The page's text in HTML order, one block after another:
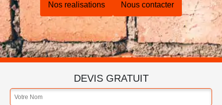
Nos realisations Nous contacter
DEVIS GRATUIT